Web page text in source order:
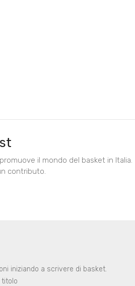
il mondo del basket in Italia.
contributo.
iniziando a scrivere di basket.
titolo